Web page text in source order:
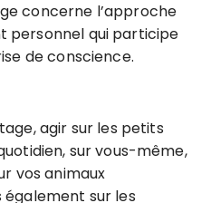
concerne l’approche
personnel qui participe
de conscience.
agir sur les petits
sur vous-même,
vos animaux
également sur les